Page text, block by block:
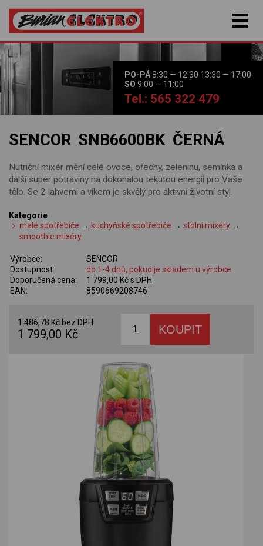
PO-PÁ8:30 — 12:30 13:30 — 17:00
SO 9:00 — 11:00
Tel.: 565 322 479
SENCOR SNB6600BK ČERNÁ
Nutriční mixér mění celé ovoce, ořechy, zeleninu, semínka a
další super potraviny na dokonalou tekutou energii pro Vaše
tělo. Se 2 lahvemi a víkem je skvělý pro aktivní životní styl.
Kategorie
malé spotřebiče → kuchyňské spotřebiče →stolní mixéry →
smoothie mixéry
Výrobce:
SENCOR
Dostupnost:
do 1-4 dnů, pokud je skladem u výrobce
Doporučená cena:
1 799,00 Kč s DPH
EAN:
8590669208746
1 486,78 Kč bez DPH
1 799,00 Kč